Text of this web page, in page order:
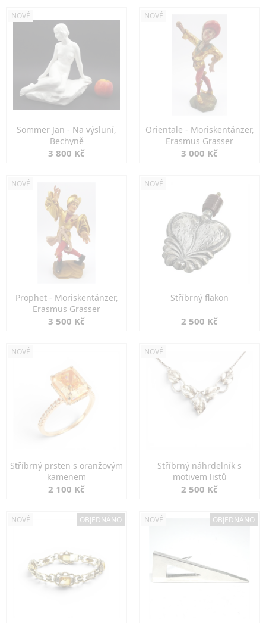
NOVÉ
Sommer Jan - Na výsluní,
Bechyně
3 800 Kč
NOVÉ
Orientale - Moriskentänzer,
Erasmus Grasser
3 000 Kč
NOVÉ
Prophet - Moriskentänzer,
Erasmus Grasser
3 500 Kč
NOVÉ
Stříbrný flakon
2 500 Kč
NOVÉ
Stříbrný prsten s oranžovým
kamenem
2 100 Kč
NOVÉ
Stříbrný náhrdelník s
motivem listů
2 500 Kč
NOVÉ OBJEDNÁNO NOVÉ OBJEDNÁNO